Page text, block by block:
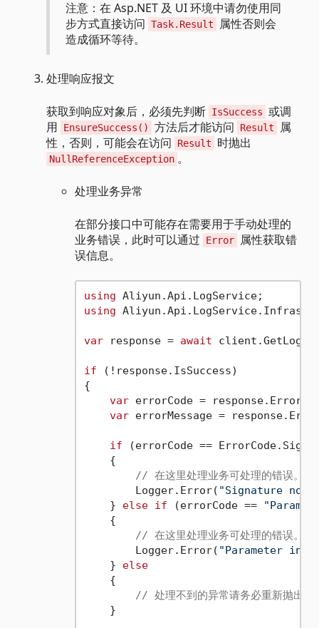
注意：在 Asp.NET 及 UI 环境中请勿使用同
步方式直接访问 Task.Result
属性否则会
造成循环等待。
处理响应报文
获取到响应对象后，必须先判断 IsSuccess 或调
用
EnsureSuccess() 方法后才能访问 Result
属
性，否则，可能会在访问
Result 时抛出
NullReferenceException 。
处理业务异常
在部分接口中可能存在需要用于手动处理的
业务错误，此时可以通过
Error
属性获取错
误信息。
using
using
var response = await
if (!response.IsSuccess)
{
var errorCode =
var errorMessage =
if (errorCode ==
    {
// 在这里处理业务可处理的错误。。
        Logger.Error(
"Signature not
    }
else if (errorCode ==
    {
// 在这里处理业务可处理的错误。。
        Logger.Error(
"Parameter
    }
else
    {
// 处理不到的异常请务必重新抛出错
    }